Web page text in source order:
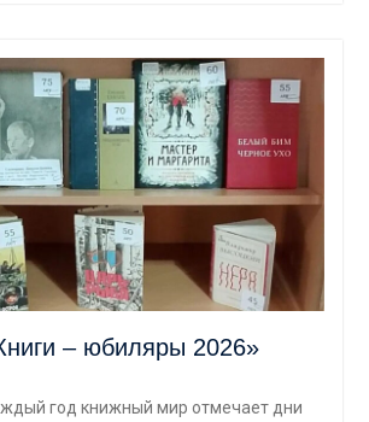
– юбиляры 2026»
год книжный мир отмечает дни